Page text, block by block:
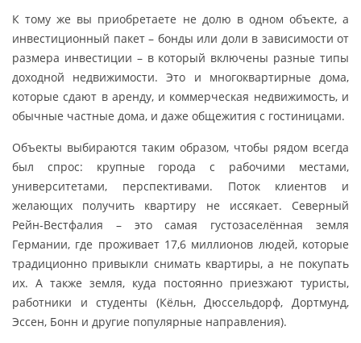
К тому же вы приобретаете не долю в одном объекте, а
инвестиционный пакет – бонды или доли в зависимости от
размера инвестиции – в который включены разные типы
доходной недвижимости. Это и многоквартирные дома,
которые сдают в аренду, и коммерческая недвижимость, и
обычные частные дома, и даже общежития с гостиницами.
Объекты выбираются таким образом, чтобы рядом всегда
был спрос: крупные города с рабочими местами,
университетами, перспективами. Поток клиентов и
желающих получить квартиру не иссякает. Северный
Рейн-Вестфалия – это самая густозаселённая земля
Германии, где проживает 17,6 миллионов людей, которые
традиционно привыкли снимать квартиры, а не покупать
их. А также земля, куда постоянно приезжают туристы,
работники и студенты (Кёльн, Дюссельдорф, Дортмунд,
Эссен, Бонн и другие популярные направления).